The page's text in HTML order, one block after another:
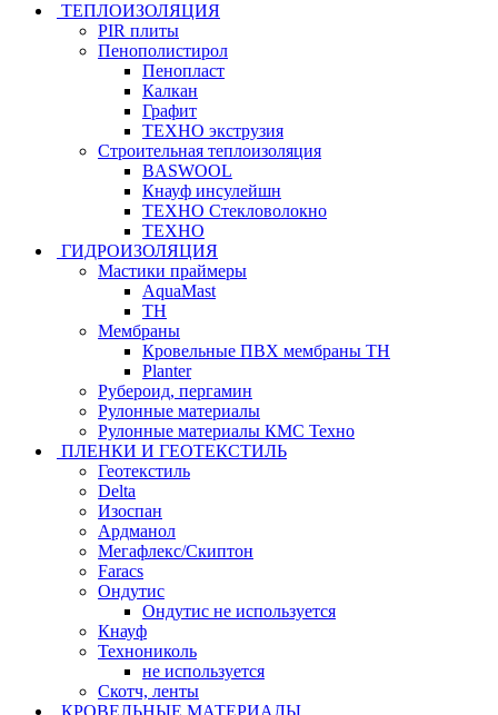
ТЕПЛОИЗОЛЯЦИЯ
PIR плиты
Пенополистирол
Пенопласт
Калкан
Графит
ТЕХНО экструзия
Строительная теплоизоляция
BASWOOL
Кнауф инсулейшн
ТЕХНО Стекловолокно
ТЕХНО
ГИДРОИЗОЛЯЦИЯ
Мастики праймеры
AquaMast
ТН
Мембраны
Кровельные ПВХ мембраны ТН
Planter
Рубероид, пергамин
Рулонные материалы
Рулонные материалы КМС Техно
ПЛЕНКИ И ГЕОТЕКСТИЛЬ
Геотекстиль
Delta
Изоспан
Ардманол
Мегафлекс/Скиптон
Faracs
Ондутис
Ондутис не используется
Кнауф
Технониколь
не используется
Скотч, ленты
КРОВЕЛЬНЫЕ МАТЕРИАЛЫ